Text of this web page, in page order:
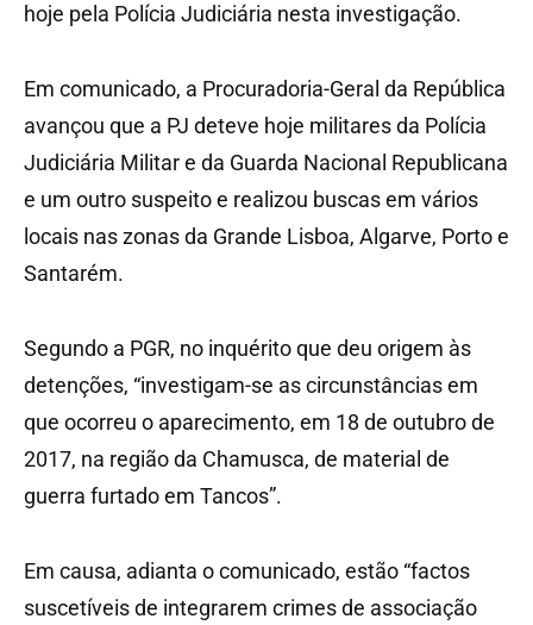
hoje pela Polícia Judiciária nesta investigação.
Em comunicado, a Procuradoria-Geral da República
avançou que a PJ deteve hoje militares da Polícia
Judiciária Militar e da Guarda Nacional Republicana
e um outro suspeito e realizou buscas em vários
locais nas zonas da Grande Lisboa, Algarve, Porto e
Santarém.
Segundo a PGR, no inquérito que deu origem às
detenções, “investigam-se as circunstâncias em
que ocorreu o aparecimento, em 18 de outubro de
2017, na região da Chamusca, de material de
guerra furtado em Tancos”.
Em causa, adianta o comunicado, estão “factos
suscetíveis de integrarem crimes de associação